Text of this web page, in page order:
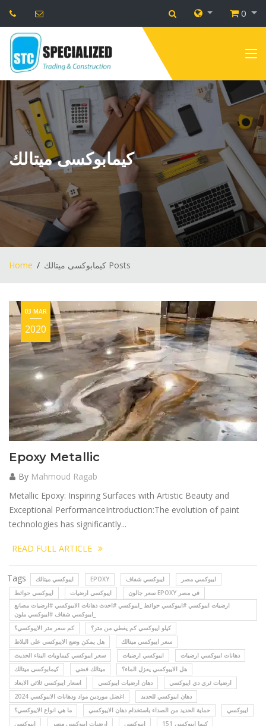
0
كيمابوكسى ميتالك
Home كيمابوكسى ميتالك Posts
Epoxy Metallic
03 MAR
2020
By Mahmoud Ragab
Metallic Epoxy: Inspiring Surfaces with Artistic Beauty and
Exceptional PerformanceIntroduction:The evolution of paint
technologies has significantly...
READ FULL ARTICLE
Tags ايبوكسي ميتالك EPOXY ايبوكسي شفاف
ايبوكسي مصر
ايبوكسي حوائط
ايبوكسي ارضيات
سعر جالون EPOXY في مصر
ارضيات ايبوكسي #ايبوكسي حوائط _ايبوكسي #احدث دهانات الايبوكسي #ارضيات مصانع
_ايبوكسي شفاف #ايبوكسي ملون
كم سعر متر الايبوكسي؟
كيلو ايبوكسي كم يغطي من متر؟
هل يمكن وضع الايبوكسي على البلاط
سعر ايبوكسي ميتالك
سعر ايبوكسي كيماويات البناء الحديث
ايبوكسي ارضيات
دهانات ايبوكسي ارضيات
كيمابوكسى ميتالك
ميتالك فضي
هل الايبوكسي يعزل الماء؟
اسعار ايبوكسي ثلاثي الابعاد
دهان ارضيات ايبوكسي
ارضيات ثري دي ايبوكسي
اغضل موردين مواد ودهانات الايبوكسي 2024
دهان ايبوكسي للحديد
ما هي انواع الايبوكسي؟
حماية الحديد من الصداء باستخدام دهان الايبوكسي
ايبوكسي
ايبوكسي
ارضيات ايبوكسي مصر ايبوكسي كيما ايبوكسي 151